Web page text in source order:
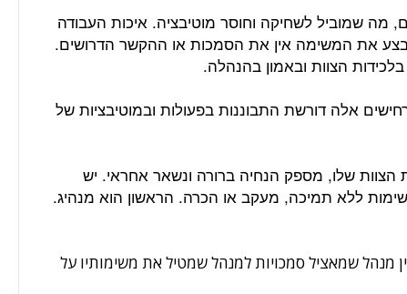
מה שמוביל לשחיקה וחוסר מוטיבציה. איכות העבודה
את המשימה אין את הסמכות או ההקשר הדרושים.
הצוות ובאמון בהנהלה.
אלה דורשת התבוננות בפעולות ובמוטיבציות של
שלו, מספק הנחיה ברורה ונשאר אחראי. יש
ללא תמיכה, מעקב או הכרה. הראשון הוא מנהיג.
מנהל שמאציל סמכויות למנהל שמטיל את משימותיו על